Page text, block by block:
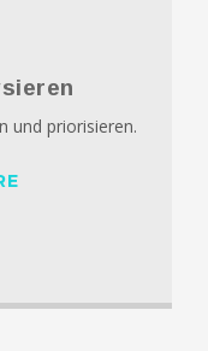
und priorisieren.